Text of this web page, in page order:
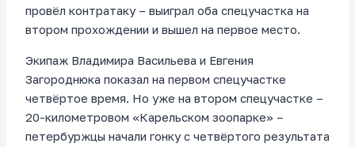
провёл контратаку – выиграл оба спецучастка на
втором прохождении и вышел на первое место.
Экипаж Владимира Васильева и Евгения
Загороднюка показал на первом спецучастке
четвёртое время. Но уже на втором спецучастке –
20-километровом «Карельском зоопарке» –
петербуржцы начали гонку с четвёртого результата